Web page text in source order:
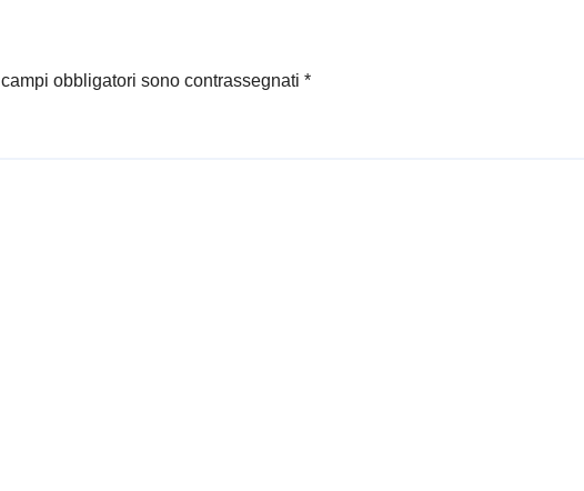
I campi obbligatori sono contrassegnati *